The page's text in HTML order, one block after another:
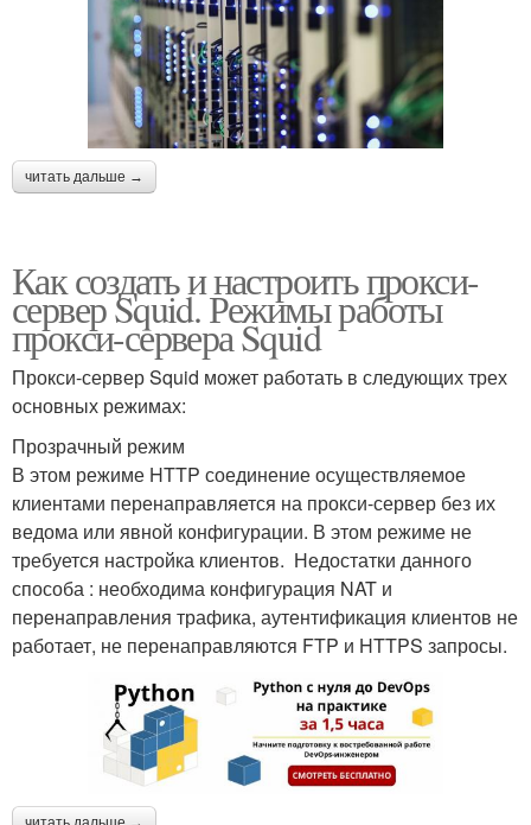
читать дальше →
Как создать и настроить прокси-
сервер Squid. Режимы работы
прокси-сервера Squid
Прокси-сервер Squid может работать в следующих трех
основных режимах:
Прозрачный режим
В этом режиме HTTP соединение осуществляемое
клиентами перенаправляется на прокси-сервер без их
ведома или явной конфигурации. В этом режиме не
требуется настройка клиентов. Недостатки данного
способа : необходима конфигурация NAT и
перенаправления трафика, аутентификация клиентов не
работает, не перенаправляются FTP и HTTPS запросы.